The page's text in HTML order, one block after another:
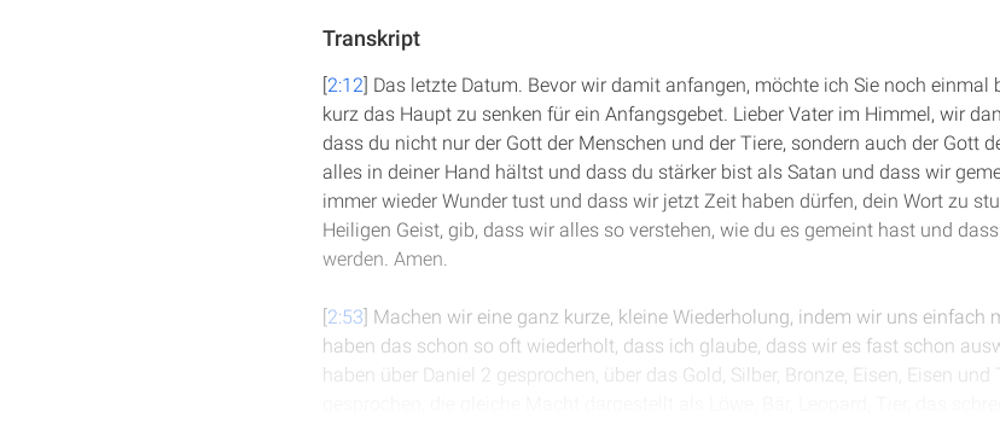
Transkript
[2:12] Das letzte Datum. Bevor wir damit anfangen, möchte ich Sie noch
kurz das Haupt zu senken für ein Anfangsgebet. Lieber Vater im Himmel, wir
dass du nicht nur der Gott der Menschen und der Tiere, sondern auch der Gott
alles in deiner Hand hältst und dass du stärker bist als Satan und dass wir
immer wieder Wunder tust und dass wir jetzt Zeit haben dürfen, dein Wort zu
Heiligen Geist, gib, dass wir alles so verstehen, wie du es gemeint hast und
werden. Amen.
[2:53] Machen wir eine ganz kurze, kleine Wiederholung, indem wir uns einfach
haben das schon so oft wiederholt, dass ich glaube, dass wir es fast schon
haben über Daniel 2 gesprochen, über das Gold, Silber, Bronze, Eisen, Eisen